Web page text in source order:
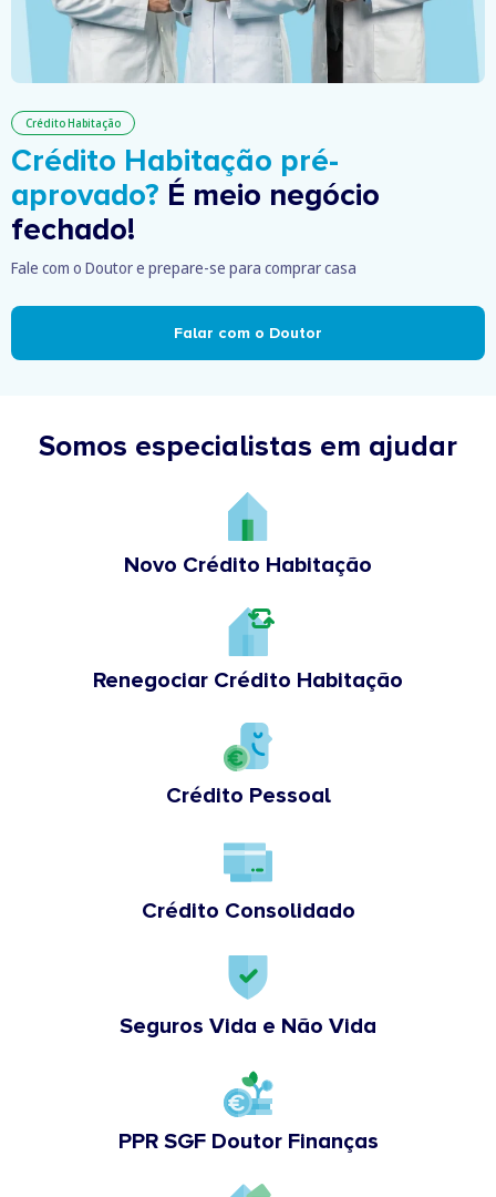
Crédito Habitação
Crédito Habitação pré-
aprovado? É meio negócio
fechado!
Fale com o Doutor e prepare-se para comprar casa
Falar com o Doutor
Somos especialistas em ajudar
Novo Crédito Habitação
Renegociar Crédito Habitação
Crédito Pessoal
Crédito Consolidado
Seguros Vida e Não Vida
PPR SGF Doutor Finanças